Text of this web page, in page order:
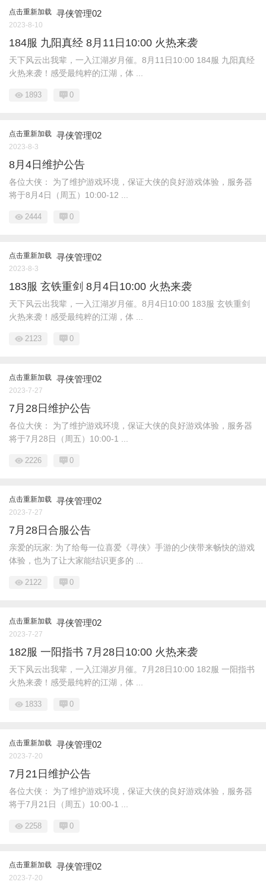
点击重新加载 寻侠管理02
2023-8-10
184服 九阳真经 8月11日10:00 火热来袭
天下风云出我辈，一入江湖岁月催。8月11日10:00 184服 九阳真经
火热来袭！感受最纯粹的江湖，体 ...
1893 0
点击重新加载 寻侠管理02
2023-8-3
8月4日维护公告
各位大侠： 为了维护游戏环境，保证大侠的良好游戏体验，服务器
将于8月4日（周五）10:00-12 ...
2444 0
点击重新加载 寻侠管理02
2023-8-3
183服 玄铁重剑 8月4日10:00 火热来袭
天下风云出我辈，一入江湖岁月催。8月4日10:00 183服 玄铁重剑
火热来袭！感受最纯粹的江湖，体 ...
2123 0
点击重新加载 寻侠管理02
2023-7-27
7月28日维护公告
各位大侠： 为了维护游戏环境，保证大侠的良好游戏体验，服务器
将于7月28日（周五）10:00-1 ...
2226 0
点击重新加载 寻侠管理02
2023-7-27
7月28日合服公告
亲爱的玩家: 为了给每一位喜爱《寻侠》手游的少侠带来畅快的游戏
体验，也为了让大家能结识更多的 ...
2122 0
点击重新加载 寻侠管理02
2023-7-27
182服 一阳指书 7月28日10:00 火热来袭
天下风云出我辈，一入江湖岁月催。7月28日10:00 182服 一阳指书
火热来袭！感受最纯粹的江湖，体 ...
1833 0
点击重新加载 寻侠管理02
2023-7-20
7月21日维护公告
各位大侠： 为了维护游戏环境，保证大侠的良好游戏体验，服务器
将于7月21日（周五）10:00-1 ...
2258 0
点击重新加载 寻侠管理02
2023-7-20